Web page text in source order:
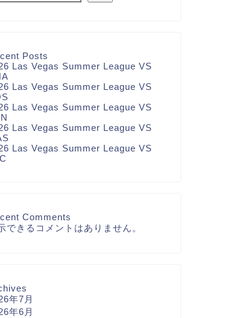
Posts
Las Vegas Summer League VS
Las Vegas Summer League VS
Las Vegas Summer League VS
Las Vegas Summer League VS
Las Vegas Summer League VS
Comments
できるコメントはありません。
年7月
年6月